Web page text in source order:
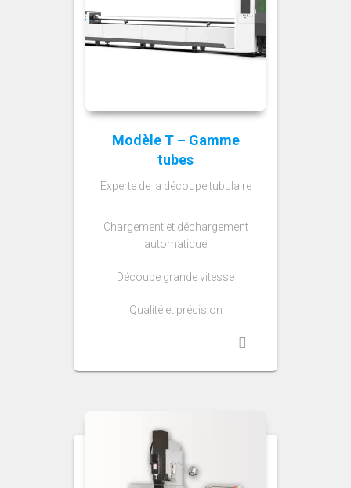
Modèle T – Gamme
tubes
Experte de la découpe tubulaire
Chargement et déchargement
automatique
Découpe grande vitesse
Qualité et précision